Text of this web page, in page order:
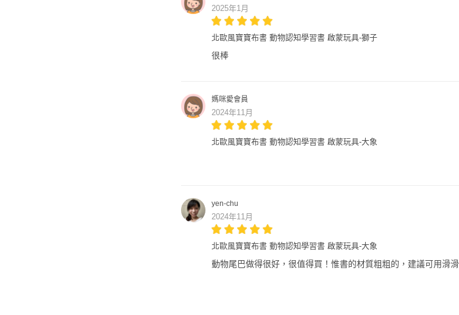
2025年1月
北歐風寶寶布書 動物認知學習書 啟蒙玩具-獅子
很棒
媽咪愛會員
2024年11月
北歐風寶寶布書 動物認知學習書 啟蒙玩具-大象
yen-chu
2024年11月
北歐風寶寶布書 動物認知學習書 啟蒙玩具-大象
動物尾巴做得很好，很值得買！惟書的材質粗粗的，建議可用滑滑